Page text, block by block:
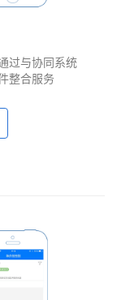
过与协同系统
整合服务